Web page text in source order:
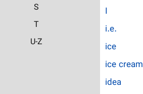
S
T
U-Z
I
i.e.
ice
ice cream
idea